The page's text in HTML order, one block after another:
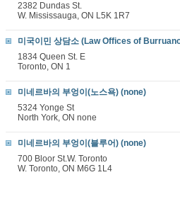
2382 Dundas St.
W. Mississauga, ON L5K 1R7
미국이민 상담소 (Law Offices of
1834 Queen St. E
Toronto, ON 1
미네르바의 부엉이(노스욕) (none)
5324 Yonge St
North York, ON none
미네르바의 부엉이(블루어) (none)
700 Bloor St.W. Toronto
W. Toronto, ON M6G 1L4